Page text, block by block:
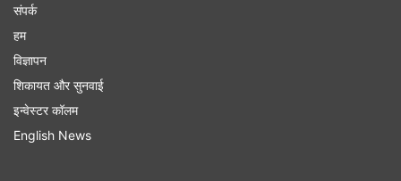
संपर्क
हम
विज्ञापन
शिकायत और सुनवाई
इन्वेस्टर कॉलम
English News